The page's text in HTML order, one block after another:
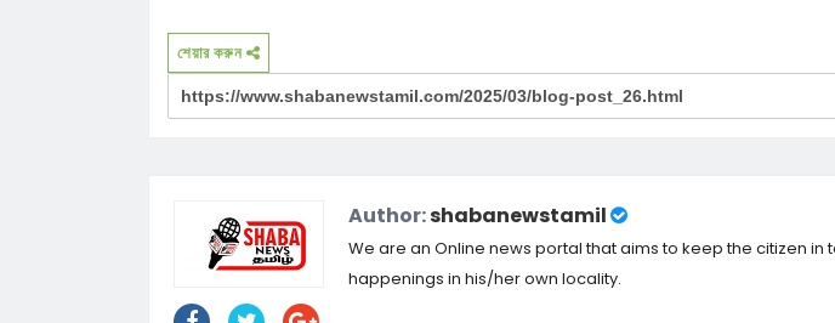
শেয়ার করুন
Author:shabanewstamil
We are an Online news portal that aims to keep the citizen in
happenings in his/her own locality.